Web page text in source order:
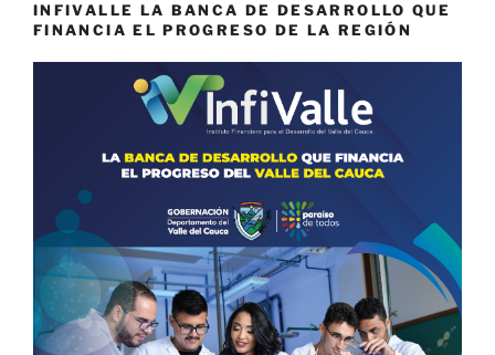
INFIVALLE LA BANCA DE DESARROLLO QUE
FINANCIA EL PROGRESO DE LA REGIÓN